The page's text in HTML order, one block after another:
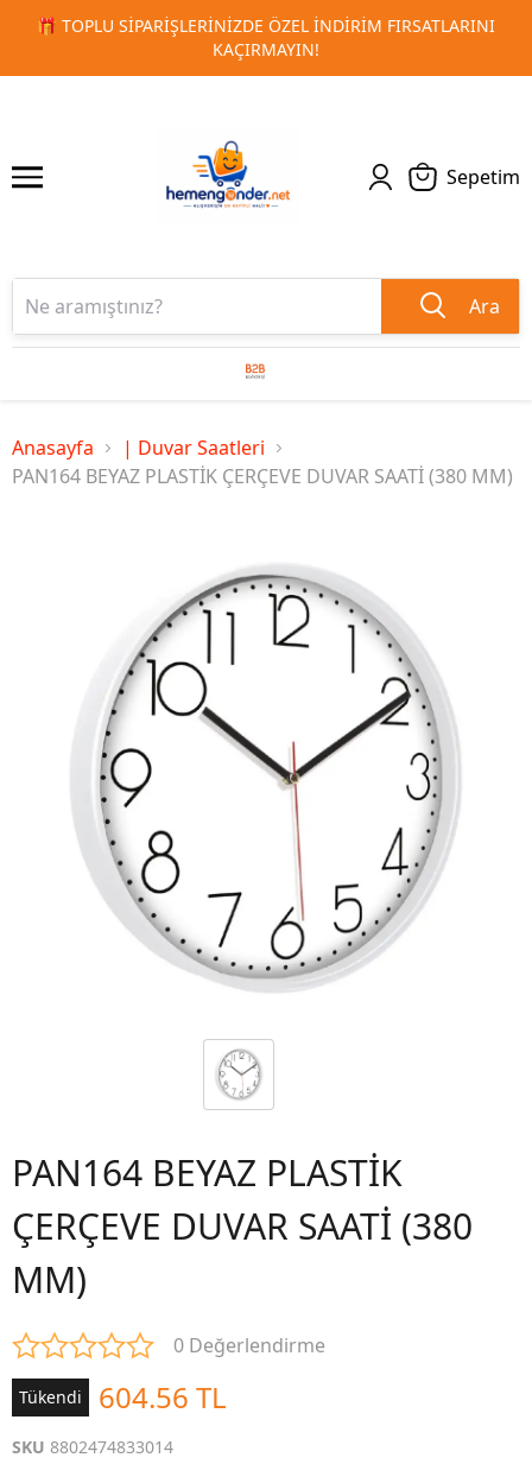
🚀 KURUMSAL PROMOSYON VE MATBAA
1 2
Sepetim
Ara
Anasayfa
| Duvar Saatleri
PAN164 BEYAZ PLASTİK ÇERÇEVE DUVAR SAATİ (380 MM)
PAN164 BEYAZ PLASTİK
ÇERÇEVE DUVAR SAATİ (380
MM)
0 Değerlendirme
Tükendi 604.56 TL
SKU 8802474833014